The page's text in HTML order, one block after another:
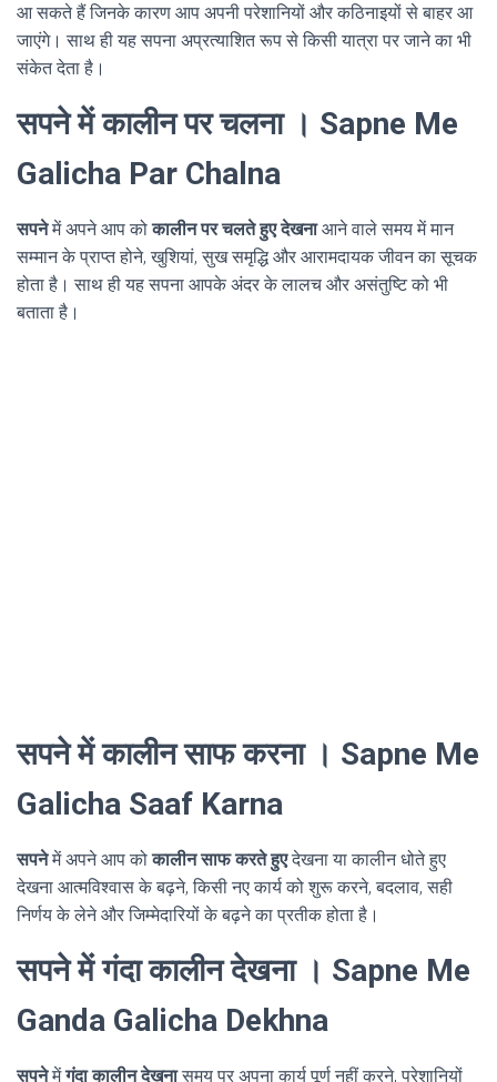
आ सकते हैं जिनके कारण आप अपनी परेशानियों और कठिनाइयों से बाहर आ
जाएंगे। साथ ही यह सपना अप्रत्याशित रूप से किसी यात्रा पर जाने का भी
संकेत देता है।
सपने में कालीन पर चलना । Sapne Me
Galicha Par Chalna
सपनेमें अपने आप कोकालीन पर चलते हुए देखनाआने वाले समय में मान
सम्मान के प्राप्त होने, खुशियां, सुख समृद्धि और आरामदायक जीवन का सूचक
होता है। साथ ही यह सपना आपके अंदर के लालच और असंतुष्टि को भी
बताता है।
सपने में कालीन साफ करना । Sapne Me
Galicha Saaf Karna
सपनेमें अपने आप कोकालीन साफ करते हुएदेखना या कालीन धोते हुए
देखना आत्मविश्वास के बढ़ने, किसी नए कार्य को शुरू करने, बदलाव, सही
निर्णय के लेने और जिम्मेदारियों के बढ़ने का प्रतीक होता है।
सपने में गंदा कालीन देखना । Sapne Me
Ganda Galicha Dekhna
सपनेमेंगंदा कालीन देखनासमय पर अपना कार्य पूर्ण नहीं करने, परेशानियों